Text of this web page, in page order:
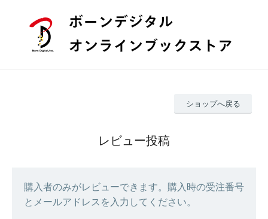
ショップへ戻る
レビュー投稿
購入者のみがレビューできます。購入時の受注番号
とメールアドレスを入力してください。